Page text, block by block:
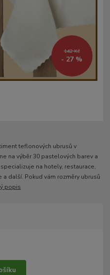
142 Kč
- 27 %
teflonových ubrusů v
na výběr 30 pastelových barev a
na hotely, restaurace,
další. Pokud vám rozměry ubrusů
popis